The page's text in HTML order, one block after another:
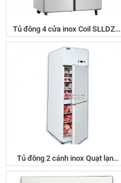
Tủ đông 4 cửa inox Coil SLLDZ4-
820L
Tủ đông 2 cánh inox Quạt lạnh
SLLDZ4-538LD